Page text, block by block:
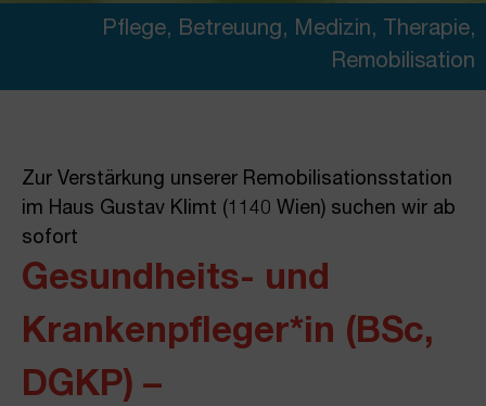
Pflege, Betreuung, Medizin, Therapie,
Remobilisation
Zur Verstärkung unserer Remobilisationsstation
im Haus Gustav Klimt (1140 Wien) suchen wir ab
sofort
Gesundheits- und
Krankenpfleger*in (BSc,
DGKP) –